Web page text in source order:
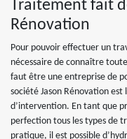
Traitement fait
Rénovation
Pour pouvoir effectuer un
nécessaire de connaître
faut être une entreprise de
société Jason Rénovation est
d’intervention. En tant que
perfection tous les types de
pratique, il est possible